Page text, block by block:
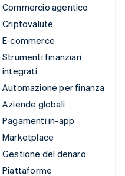
Commercio agentico
Criptovalute
E-commerce
Strumenti finanziari
integrati
Automazione per finanza
Aziende globali
Pagamenti in-app
Marketplace
Gestione del denaro
Piattaforme